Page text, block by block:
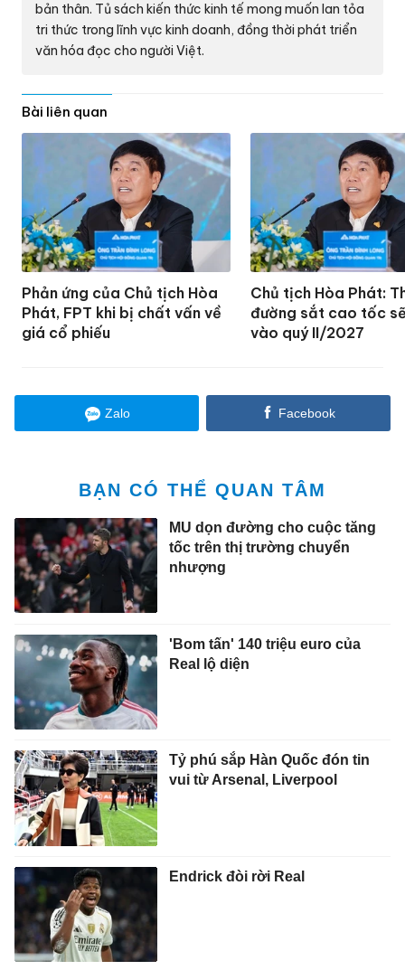
bản thân. Tủ sách kiến thức kinh tế mong muốn lan tỏa
tri thức trong lĩnh vực kinh doanh, đồng thời phát triển
văn hóa đọc cho người Việt.
Bài liên quan
Phản ứng của Chủ tịch Hòa
Phát, FPT khi bị chất vấn về
giá cổ phiếu
Chủ tịch Hòa Phát:
đường sắt cao tốc
vào quý II/2027
Zalo Facebook
BẠN CÓ THỂ QUAN TÂM
MU dọn đường cho cuộc tăng
tốc trên thị trường chuyển
nhượng
'Bom tấn' 140 triệu euro của
Real lộ diện
Tỷ phú sắp Hàn Quốc đón tin
vui từ Arsenal, Liverpool
Endrick đòi rời Real